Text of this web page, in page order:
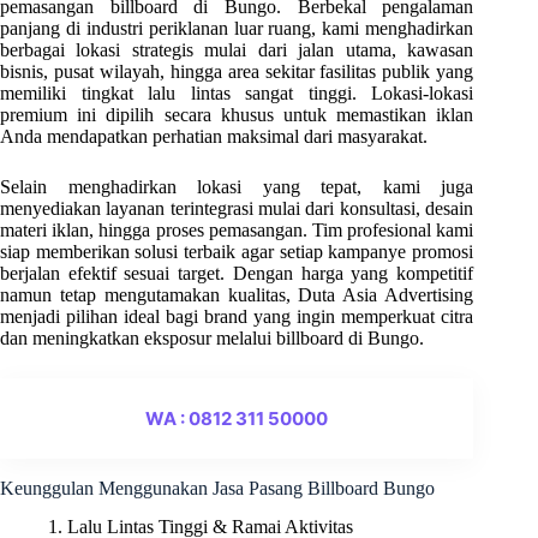
pemasangan billboard di Bungo. Berbekal pengalaman
panjang di industri periklanan luar ruang, kami menghadirkan
berbagai lokasi strategis mulai dari jalan utama, kawasan
bisnis, pusat wilayah, hingga area sekitar fasilitas publik yang
memiliki tingkat lalu lintas sangat tinggi. Lokasi-lokasi
premium ini dipilih secara khusus untuk memastikan iklan
Anda mendapatkan perhatian maksimal dari masyarakat.
Selain menghadirkan lokasi yang tepat, kami juga
menyediakan layanan terintegrasi mulai dari konsultasi, desain
materi iklan, hingga proses pemasangan. Tim profesional kami
siap memberikan solusi terbaik agar setiap kampanye promosi
berjalan efektif sesuai target. Dengan harga yang kompetitif
namun tetap mengutamakan kualitas, Duta Asia Advertising
menjadi pilihan ideal bagi brand yang ingin memperkuat citra
dan meningkatkan eksposur melalui billboard di Bungo.
WA : 0812 311 50000
Keunggulan Menggunakan Jasa Pasang Billboard Bungo
1. Lalu Lintas Tinggi & Ramai Aktivitas